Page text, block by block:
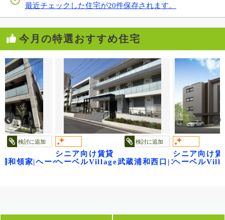
最近チェックした住宅が20件保存されます。
今月の特選おすすめ住宅
検討に追加
和領家|ヘーベルヴィレッジ浦和領家ヴェルデ
検討に追加
シニア向け賃貸
ヘーベルVillage武蔵浦和西口|コンフォート
シニア向け賃
ヘーベル